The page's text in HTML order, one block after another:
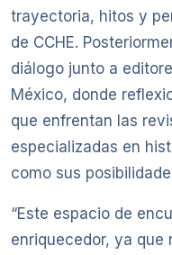
trayectoria, hitos y
de CCHE.
diálogo junto a
México, donde
que enfrentan las
especializadas en
como sus
“Este espacio de
enriquecedor, ya que